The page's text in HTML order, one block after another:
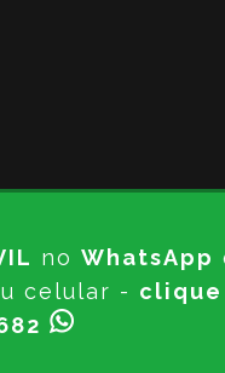
no WhatsApp
celular - clique